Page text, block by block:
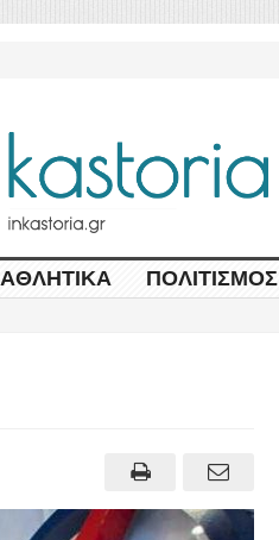
ΑΘΛΗΤΙΚΆ ΠΟΛΙΤΙΣΜΌΣ